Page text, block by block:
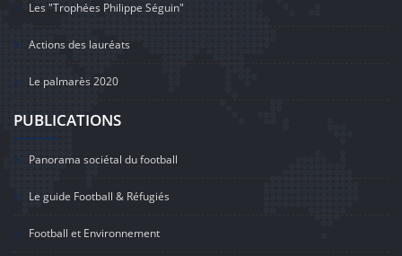
Les "Trophées Philippe Séguin"
Actions des lauréats
Le palmarès 2020
PUBLICATIONS
Panorama sociétal du football
Le guide Football & Réfugiés
Football et Environnement